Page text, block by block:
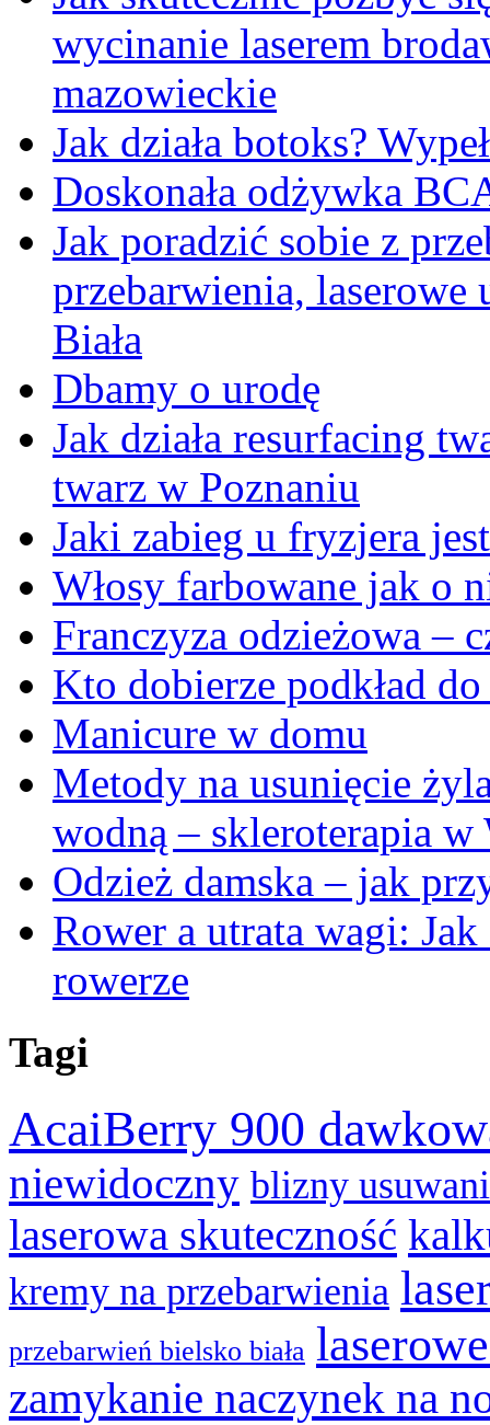
wycinanie laserem
mazowieckie
Jak działa botoks?
Doskonała odżywka
Jak poradzić sobie z
przebarwienia, laserowe
Biała
Dbamy o urodę
Jak działa resurfacing
twarz w Poznaniu
Jaki zabieg u fryzjera
Włosy farbowane jak o
Franczyza odzieżowa –
Kto dobierze podkład
Manicure w domu
Metody na usunięcie
wodną – skleroterapia w
Odzież damska – jak
Rower a utrata wagi:
rowerze
Tagi
AcaiBerry 900
niewidoczny blizny
laserowa skuteczność
kremy na przebarwienia
przebarwień bielsko biała
zamykanie naczynek na